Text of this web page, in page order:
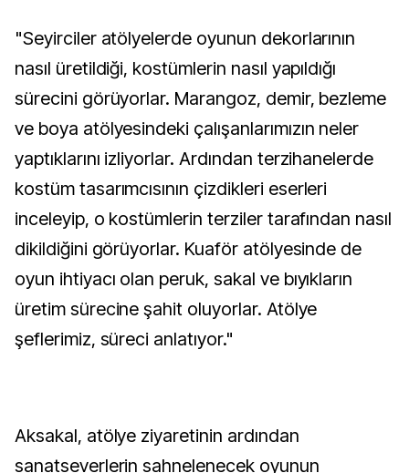
"Seyirciler atölyelerde oyunun dekorlarının
nasıl üretildiği, kostümlerin nasıl yapıldığı
sürecini görüyorlar. Marangoz, demir, bezleme
ve boya atölyesindeki çalışanlarımızın neler
yaptıklarını izliyorlar. Ardından terzihanelerde
kostüm tasarımcısının çizdikleri eserleri
inceleyip, o kostümlerin terziler tarafından nasıl
dikildiğini görüyorlar. Kuaför atölyesinde de
oyun ihtiyacı olan peruk, sakal ve bıyıkların
üretim sürecine şahit oluyorlar. Atölye
şeflerimiz, süreci anlatıyor."
Aksakal, atölye ziyaretinin ardından
sanatseverlerin sahnelenecek oyunun